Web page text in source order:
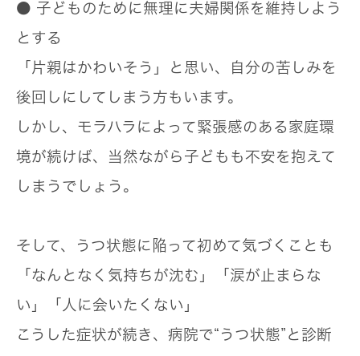
● 子どものために無理に夫婦関係を維持しよう
とする
「片親はかわいそう」と思い、自分の苦しみを
後回しにしてしまう方もいます。
しかし、 モラハラによって緊張感のある家庭環
境が続けば、当然ながら子どもも不安を抱えて
しまうでしょう。
そして、うつ状態に陥って初めて気づくことも
「なんとなく気持ちが沈む」「涙が止まらな
い」「人に会いたくない」
こうした症状が続き、病院で“うつ状態”と診断